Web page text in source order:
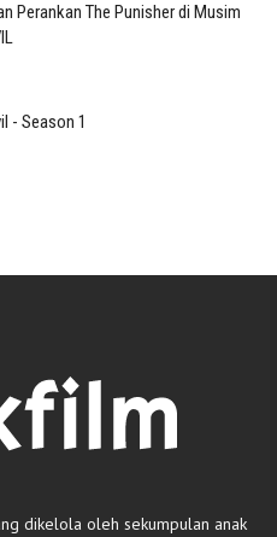
Perankan The Punisher di Musim
- Season 1
dikelola oleh sekumpulan anak